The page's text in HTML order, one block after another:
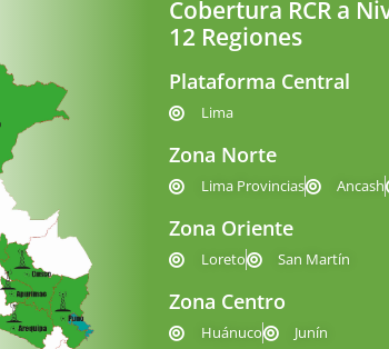
Cobertura RCR a
12 Regiones
Plataforma Central
Lima
Zona Norte
Lima Provincias Ancash
Zona Oriente
Loreto San Martín
Zona Centro
Huánuco Junín